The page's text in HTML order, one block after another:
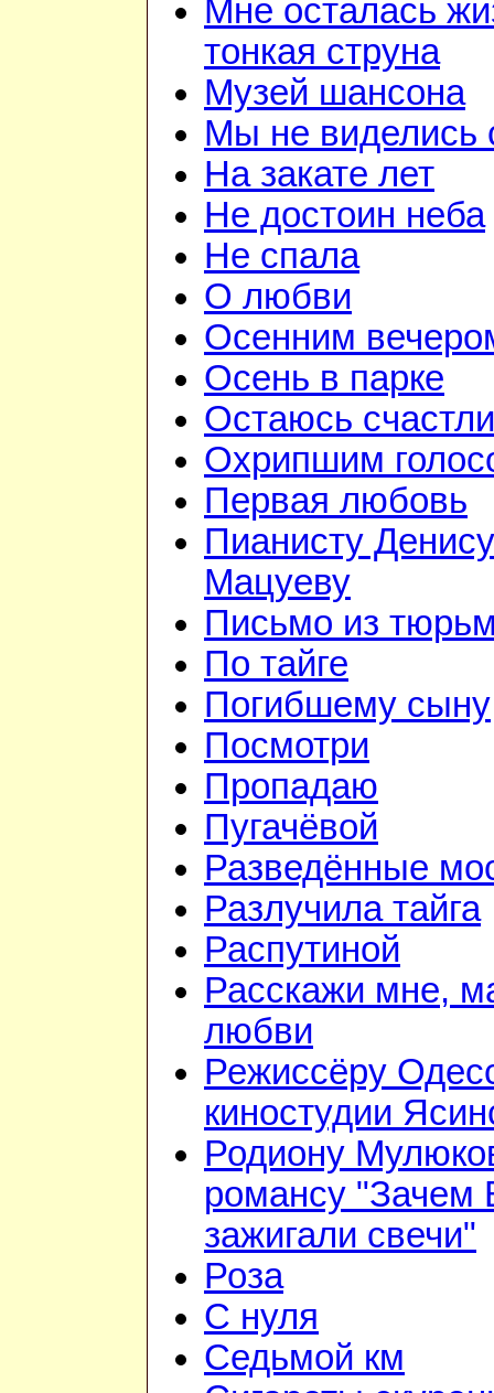
Мне осталась
тонкая струна
Музей шансона
Мы не виделись
На закате лет
Не достоин неба
Не спала
О любви
Осенним
Осень в парке
Остаюсь
Охрипшим
Первая любовь
Пианисту Денису
Мацуеву
Письмо из
По тайге
Погибшему сыну
Посмотри
Пропадаю
Пугачёвой
Разведённые
Разлучила тайга
Распутиной
Расскажи мне,
любви
Режиссёру
киностудии
Родиону
романсу "Зачем
зажигали свечи"
Роза
С нуля
Седьмой км